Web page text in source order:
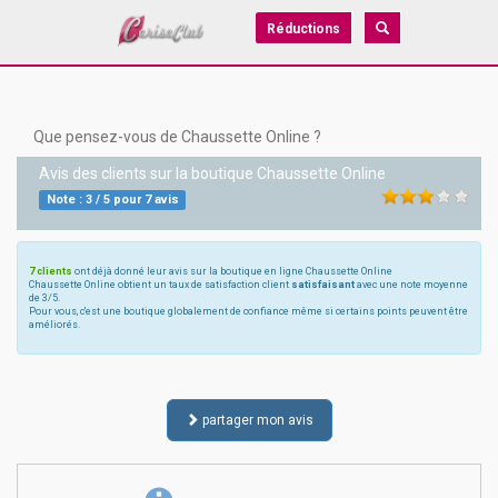
Réductions
Que pensez-vous de Chaussette Online ?
Avis des clients sur la boutique Chaussette Online
Note : 3/ 5pour 7avis
7 clients ont déjà donné leur avis sur la boutique en ligne Chaussette Online
Chaussette Online obtient un taux de satisfaction client satisfaisant avec une note moyenne
de 3/5.
Pour vous, c'est une boutique globalement de confiance même si certains points peuvent être
améliorés.
partager mon avis